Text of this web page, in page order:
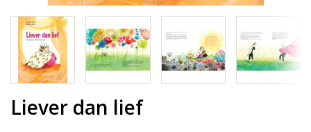
Liever dan lief